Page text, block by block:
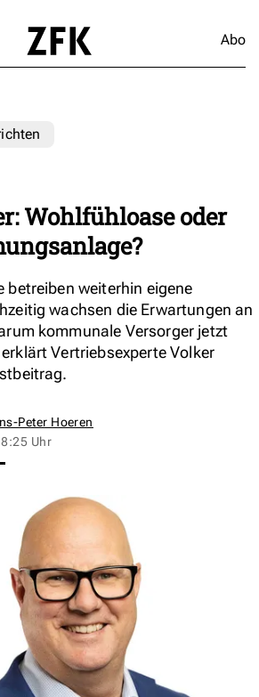
Abo
Wohlfühloase oder
betreiben weiterhin eigene
wachsen die Erwartungen an
kommunale Versorger jetzt
Vertriebsexperte Volker
Peter Hoeren
Uhr